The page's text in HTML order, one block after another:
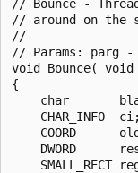
// Bounce -
// around on the
//
// Params: parg
void Bounce(
{
char
    CHAR_INFO  ci;
COORD
DWORD
SMALL_RECT